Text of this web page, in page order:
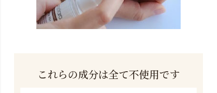
これらの成分は全て不使用です